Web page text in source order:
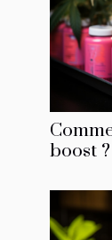
boost ?